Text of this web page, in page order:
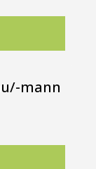
mann